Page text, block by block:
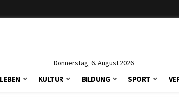
Donnerstag, 6. August 2026
LEBEN KULTUR BILDUNG SPORT